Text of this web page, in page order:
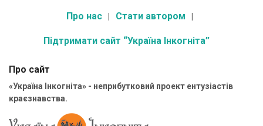
Про нас Стати автором
Підтримати сайт “Україна Інкогніта”
Про сайт
«Україна Інкогніта» - неприбутковий проект ентузіастів
краєзнавства.